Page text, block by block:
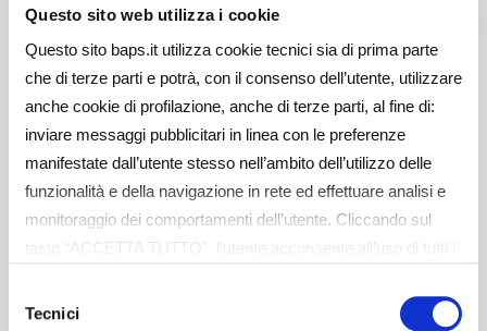
Questo sito web utilizza i cookie
Questo sito baps.it utilizza cookie tecnici sia di prima parte
che di terze parti e potrà, con il consenso dell’utente, utilizzare
anche cookie di profilazione, anche di terze parti, al fine di:
inviare messaggi pubblicitari in linea con le preferenze
manifestate dall’utente stesso nell’ambito dell’utilizzo delle
funzionalità e della navigazione in rete ed effettuare analisi e
monitoraggio dei comportamenti dell’utente. Cliccando sul
tasto “ACCETTA TUTTO”, l’utente acconsente all’uso di tutti i
analitici. Il consenso è facoltativo e può essere revocato in
delTecnici